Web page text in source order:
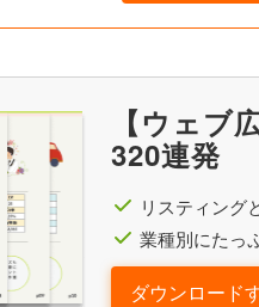
【ウェブ
320連発
リスティング
業種別にたっ
ダウンロード